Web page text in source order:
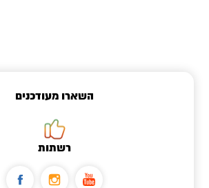
השארו מעודכנים
רשתות